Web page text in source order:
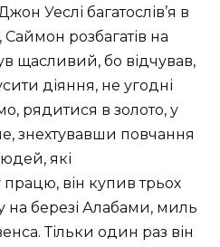
Уеслі багатослів’я в
розбагатів на
щасливий, бо відчував,
діяння, не угодні
рядитися в золото, у
знехтувавши повчання
які
він купив трьох
на березі Алабами, миль
Тільки один раз він